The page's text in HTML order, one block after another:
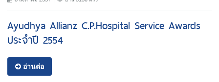
Ayudhya Allianz C.P.Hospital Service Awards
ประจำปี 2554
อ่านต่อ